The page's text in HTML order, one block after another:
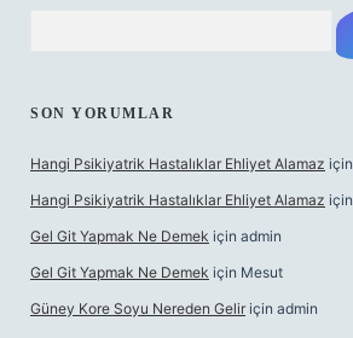
SON YORUMLAR
Hangi Psikiyatrik Hastalıklar Ehliyet Alamaz için
Hangi Psikiyatrik Hastalıklar Ehliyet Alamaz için
Gel Git Yapmak Ne Demek için admin
Gel Git Yapmak Ne Demek için Mesut
Güney Kore Soyu Nereden Gelir için admin